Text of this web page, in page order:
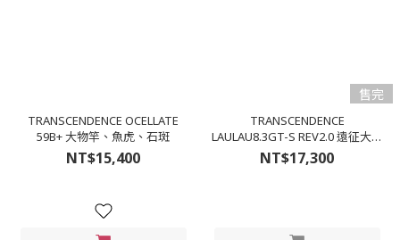
TRANSCENDENCE OCELLATE
59B+ 大物竿、魚虎、石斑
NT$15,400
售完
TRANSCENDENCE
LAULAU8.3GT-S REV2.0 遠征大物
竿
NT$17,300